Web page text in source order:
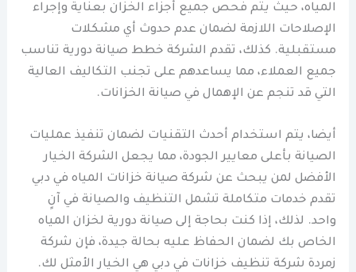
المياه، حيث يتم فحص جميع أجزاء الخزان بعناية وإجراء
الإصلاحات اللازمة لضمان عدم حدوث أي مشكلات
مستقبلية. كذلك، تقدم الشركة خطط صيانة دورية تناسب
جميع العملاء، مما يساعدهم على تجنب التكاليف العالية
التي قد تنجم عن الإهمال في صيانة الخزانات.
أيضا، يتم استخدام أحدث التقنيات لضمان تنفيذ عمليات
الصيانة بأعلى معايير الجودة، مما يجعل الشركة الخيار
الأفضل لمن يبحث عن شركة صيانة خزانات المياه في دبي
تقدم خدمات متكاملة تشمل التنظيف والصيانة في آنٍ
واحد. لذلك، إذا كنت بحاجة إلى صيانة دورية لخزان المياه
الخاص بك لضمان الحفاظ عليه بحالة جيدة، فإن شركة
زمردة شركة تنظيف خزانات في دبي هي الخيار الأمثل لك.